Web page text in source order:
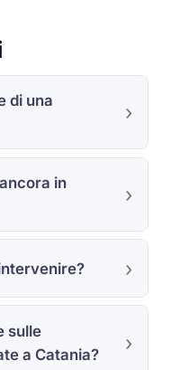
di una
in
sulle
a Catania?